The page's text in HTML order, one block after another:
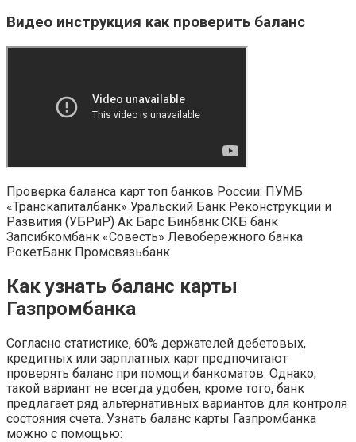
Видео инструкция как проверить баланс
Проверка баланса карт топ банков России: ПУМБ
«Транскапиталбанк» Уральский Банк Реконструкции и
Развития (УБРиР) Ак Барс Бинбанк СКБ банк
Запсибкомбанк «Совесть» Левобережного банка
РокетБанк Промсвязьбанк
Как узнать баланс карты
Газпромбанка
Согласно статистике, 60% держателей дебетовых,
кредитных или зарплатных карт предпочитают
проверять баланс при помощи банкоматов. Однако,
такой вариант не всегда удобен, кроме того, банк
предлагает ряд альтернативных вариантов для контроля
состояния счета. Узнать баланс карты Газпромбанка
можно с помощью: